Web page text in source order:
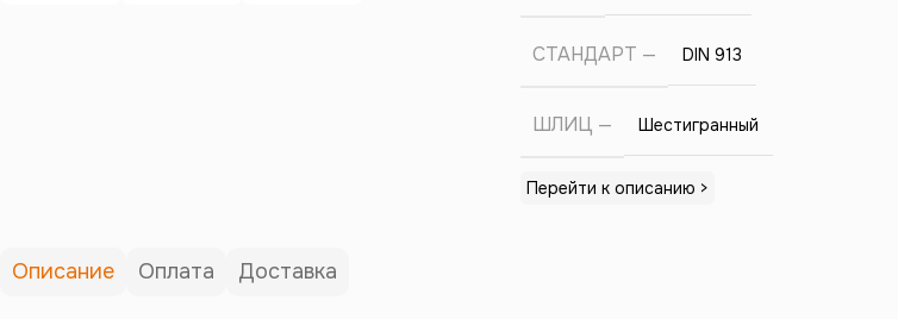
СТАНДАРТ DIN 913
ШЛИЦ Шестигранный
Перейти к описанию >
Описание Оплата Доставка